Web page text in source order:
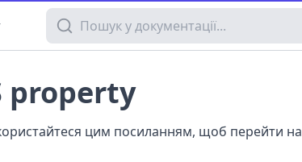
Пошук у документації
property
цим посиланням, щоб перейти на